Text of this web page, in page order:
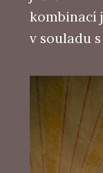
kombinací
v souladu